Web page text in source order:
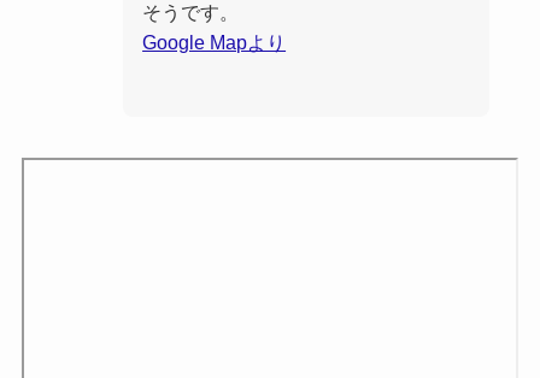
そうです。
Google Mapより